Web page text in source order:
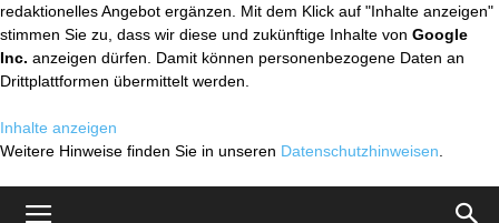
redaktionelles Angebot ergänzen. Mit dem Klick auf "Inhalte anzeigen"
stimmen Sie zu, dass wir diese und zukünftige Inhalte von Google
Inc. anzeigen dürfen. Damit können personenbezogene Daten an
Drittplattformen übermittelt werden.
Inhalte anzeigen
Weitere Hinweise finden Sie in unseren Datenschutzhinweisen